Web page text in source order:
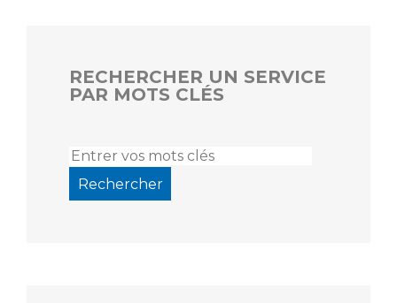
RECHERCHER UN SERVICE
PAR MOTS CLÉS